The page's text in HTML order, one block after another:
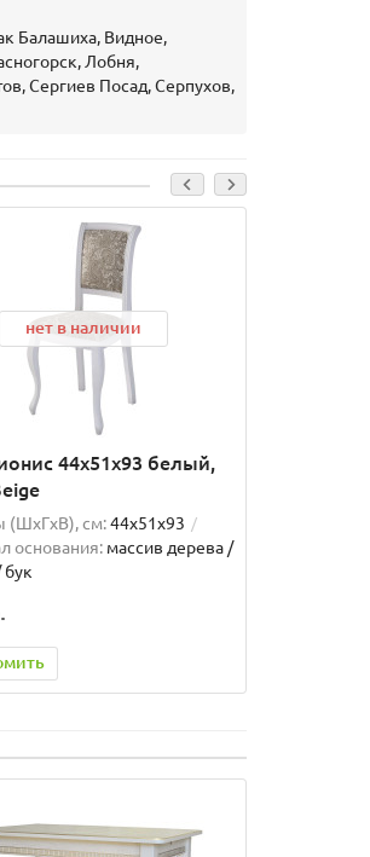
Балашиха, Видное,
Лобня,
Сергиев Посад, Серпухов,
нет в наличии
44х51х93 белый,
(ШxГxВ), см:44х51х93
основания: массив дерева /
бук